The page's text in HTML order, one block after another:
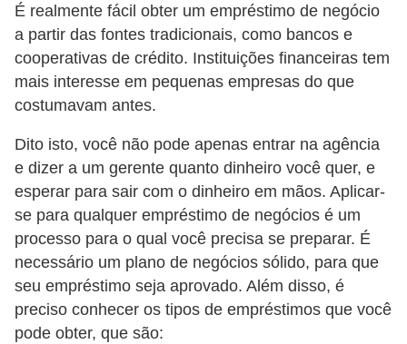
É realmente fácil obter um empréstimo de negócio
a partir das fontes tradicionais, como bancos e
cooperativas de crédito. Instituições financeiras tem
mais interesse em pequenas empresas do que
costumavam antes.
Dito isto, você não pode apenas entrar na agência
e dizer a um gerente quanto dinheiro você quer, e
esperar para sair com o dinheiro em mãos. Aplicar-
se para qualquer empréstimo de negócios é um
processo para o qual você precisa se preparar. É
necessário um plano de negócios sólido, para que
seu empréstimo seja aprovado. Além disso, é
preciso conhecer os tipos de empréstimos que você
pode obter, que são:
s
t
a
e
T
M
o
t
v